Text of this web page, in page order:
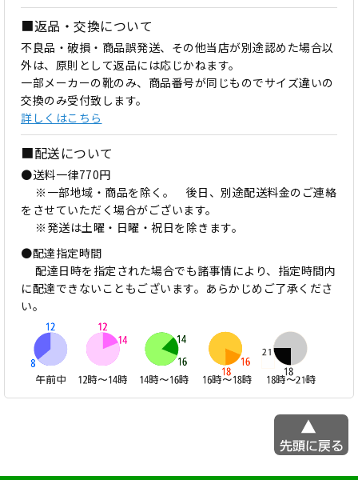
■返品・交換について
不良品・破損・商品誤発送、その他当店が別途認めた場合以
外は、原則として返品には応じかねます。
一部メーカーの靴のみ、商品番号が同じものでサイズ違いの
交換のみ受付致します。
詳しくはこちら
■配送について
●送料一律770円
※一部地域・商品を除く。 後日、別途配送料金のご連絡
をさせていただく場合がございます。
※発送は土曜・日曜・祝日を除きます。
●配達指定時間
配達日時を指定された場合でも諸事情により、指定時間内
に配達できないこともございます。あらかじめご了承くださ
い。